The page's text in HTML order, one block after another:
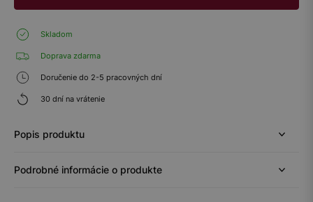
Skladom
Doprava zdarma
Doručenie do 2-5 pracovných dní
30 dní na vrátenie
Popis produktu
Podrobné informácie o produkte